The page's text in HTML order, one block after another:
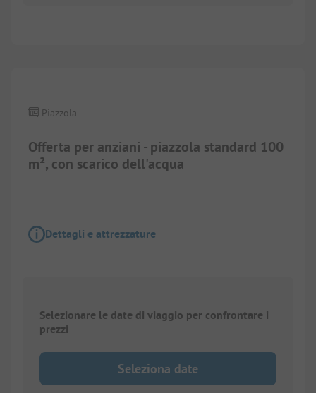
Offerta per anziani - piazzola standard 100
m², con scarico dell'acqua
Piazzola
Dettagli e attrezzature
Selezionare le date di viaggio per confrontare i
prezzi
Seleziona date